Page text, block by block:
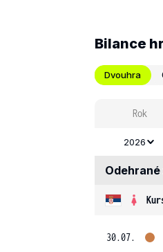
Bilance
Dvouhra
Rok
2026
30.07.